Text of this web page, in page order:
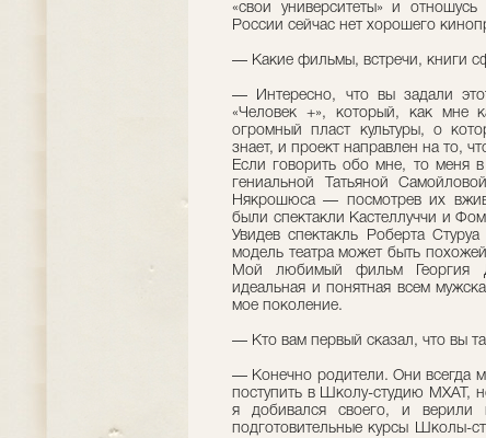
«свои университеты» и
России сейчас нет хорошего
— Какие фильмы, встречи, книги
— Интересно, что вы задали
«Человек +», который, как мне
огромный пласт культуры, о
знает, и проект направлен на то,
Если говорить обо мне, то меня
гениальной Татьяной
Някрошюса — посмотрев их
были спектакли Кастеллуччи и
Увидев спектакль Роберта
модель театра может быть
Мой любимый фильм Георгия
идеальная и понятная всем
мое поколение.
— Кто вам первый сказал, что вы
— Конечно родители. Они всегда
поступить в Школу-студию МХАТ,
я добивался своего, и
подготовительные курсы Школы-